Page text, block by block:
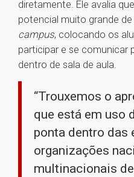
diretamente. Ele avalia
potencial muito grande
campus, colocando os
participar e se comunicar
dentro de sala de aula.
“Trouxemos o
que está em uso
ponta dentro das
organizações
multinacionais